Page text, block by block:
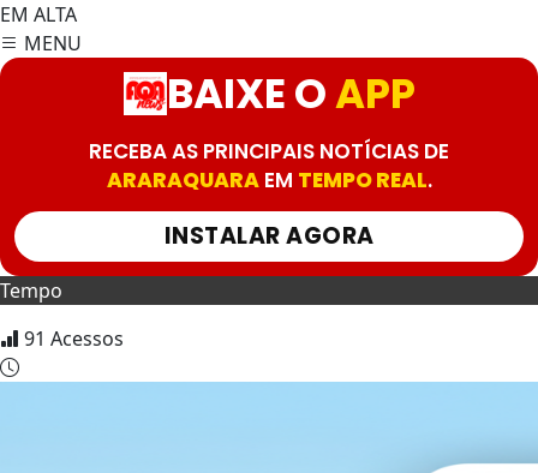
EM ALTA
MENU
BAIXE OAPP
RECEBA AS PRINCIPAIS NOTÍCIAS DE
ARARAQUARAEM TEMPO REAL.
INSTALAR AGORA
Tempo
91 Acessos